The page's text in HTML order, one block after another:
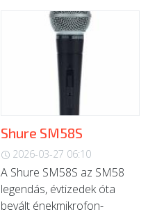
Shure SM58S
2026-03-27 06:10
A Shure SM58S az SM58
legendás, évtizedek óta
bevált énekmikrofon-